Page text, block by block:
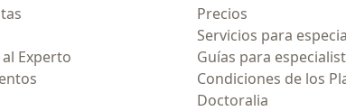
Experto
Precios
Servicios para
Guías para
Condiciones de los
Doctoralia